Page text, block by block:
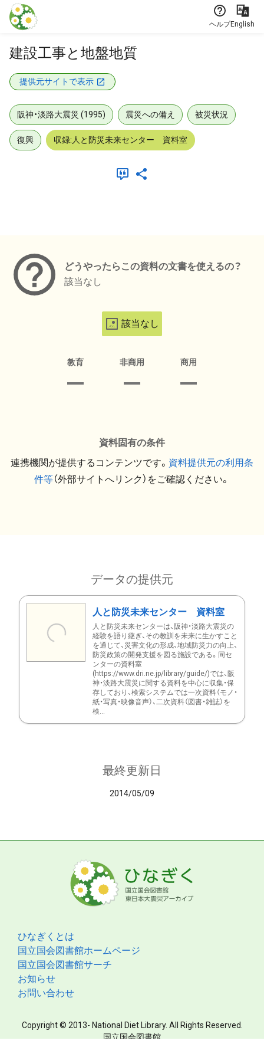
本文に飛ぶ
ヘルプEnglish
建設工事と地盤地質
提供元サイトで表示
阪神・淡路大震災 (1995) 震災への備え 被災状況
復興 収録:人と防災未来センター 資料室
どうやったらこの資料の文書を使えるの？
該当なし
該当なし
教育 非商用 商用
資料固有の条件
連携機関が提供するコンテンツです。 資料提供元の利用条
件等（外部サイトへリンク）をご確認ください。
データの提供元
人と防災未来センター 資料室
人と防災未来センターは、阪神・淡路大震災の
経験を語り継ぎ、その教訓を未来に生かすこと
を通じて、災害文化の形成、地域防災力の向上、
防災政策の開発支援を図る施設である。同セ
ンターの資料室
(https://www.dri.ne.jp/library/guide/)では、阪
神・淡路大震災に関する資料を中心に収集・保
存しており、検索システムでは一次資料（モノ・
紙・写真・映像音声）、二次資料（図書・雑誌）を
検...
最終更新日
2014/05/09
ひなぎくとは
国立国会図書館ホームページ
国立国会図書館サーチ
お知らせ
お問い合わせ
Copyright © 2013- National Diet Library. All Rights Reserved.